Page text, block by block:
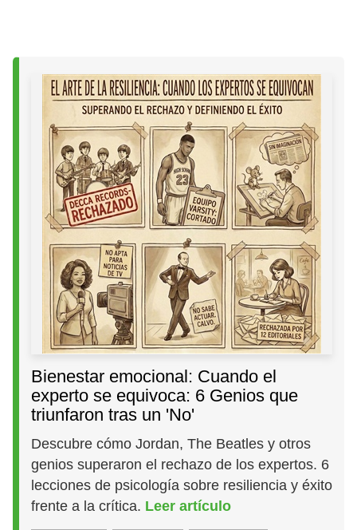
Bienestar emocional: Cuando el
experto se equivoca: 6 Genios que
triunfaron tras un 'No'
Descubre cómo Jordan, The Beatles y otros
genios superaron el rechazo de los expertos. 6
lecciones de psicología sobre resiliencia y éxito
frente a la crítica. Leer artículo